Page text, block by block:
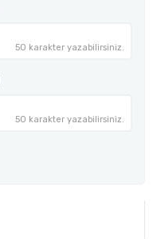
50 karakter yazabilirsiniz.
50 karakter yazabilirsiniz.